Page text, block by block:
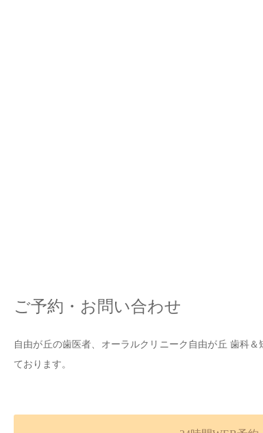
ご予約・お問い合わせ
自由が丘の歯医者、オーラルクリニーク自由が丘 歯科
ております。